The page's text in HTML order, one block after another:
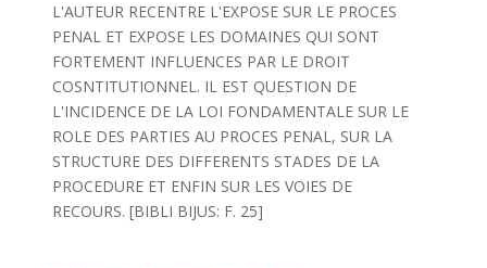
L'AUTEUR RECENTRE L'EXPOSE SUR LE PROCES
PENAL ET EXPOSE LES DOMAINES QUI SONT
FORTEMENT INFLUENCES PAR LE DROIT
COSNTITUTIONNEL. IL EST QUESTION DE
L'INCIDENCE DE LA LOI FONDAMENTALE SUR LE
ROLE DES PARTIES AU PROCES PENAL, SUR LA
STRUCTURE DES DIFFERENTS STADES DE LA
PROCEDURE ET ENFIN SUR LES VOIES DE
RECOURS. [BIBLI BIJUS: F. 25]